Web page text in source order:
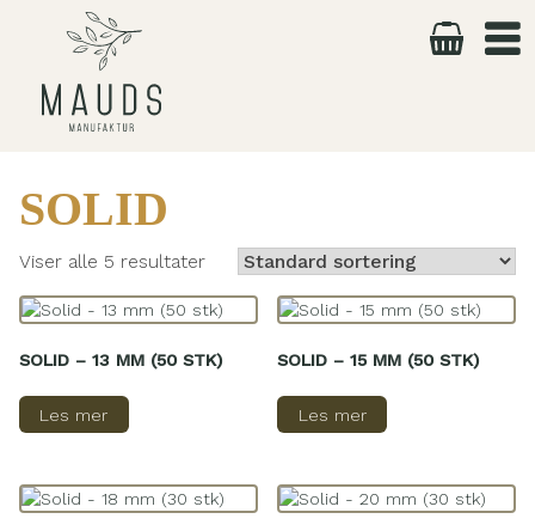
SOLID
Viser alle 5 resultater
SOLID – 13 MM (50 STK)
Les mer
SOLID – 15 MM (50 STK)
Les mer